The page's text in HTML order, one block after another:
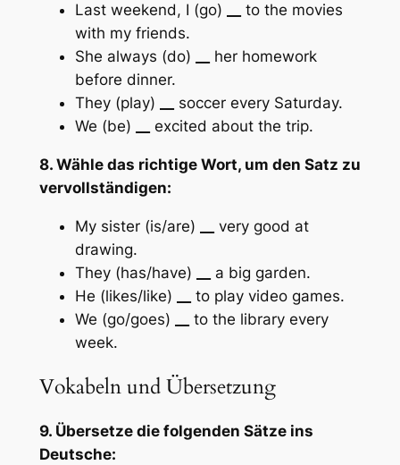
Last weekend, I (go)
to the movies
with my friends.
She always (do)
her homework
before dinner.
They (play)
soccer every Saturday.
We (be)
excited about the trip.
8. Wähle das richtige Wort, um den Satz zu
vervollständigen:
My sister (is/are)
very good at
drawing.
They (has/have)
a big garden.
He (likes/like)
to play video games.
We (go/goes)
to the library every
week.
Vokabeln und Übersetzung
9. Übersetze die folgenden Sätze ins
Deutsche: